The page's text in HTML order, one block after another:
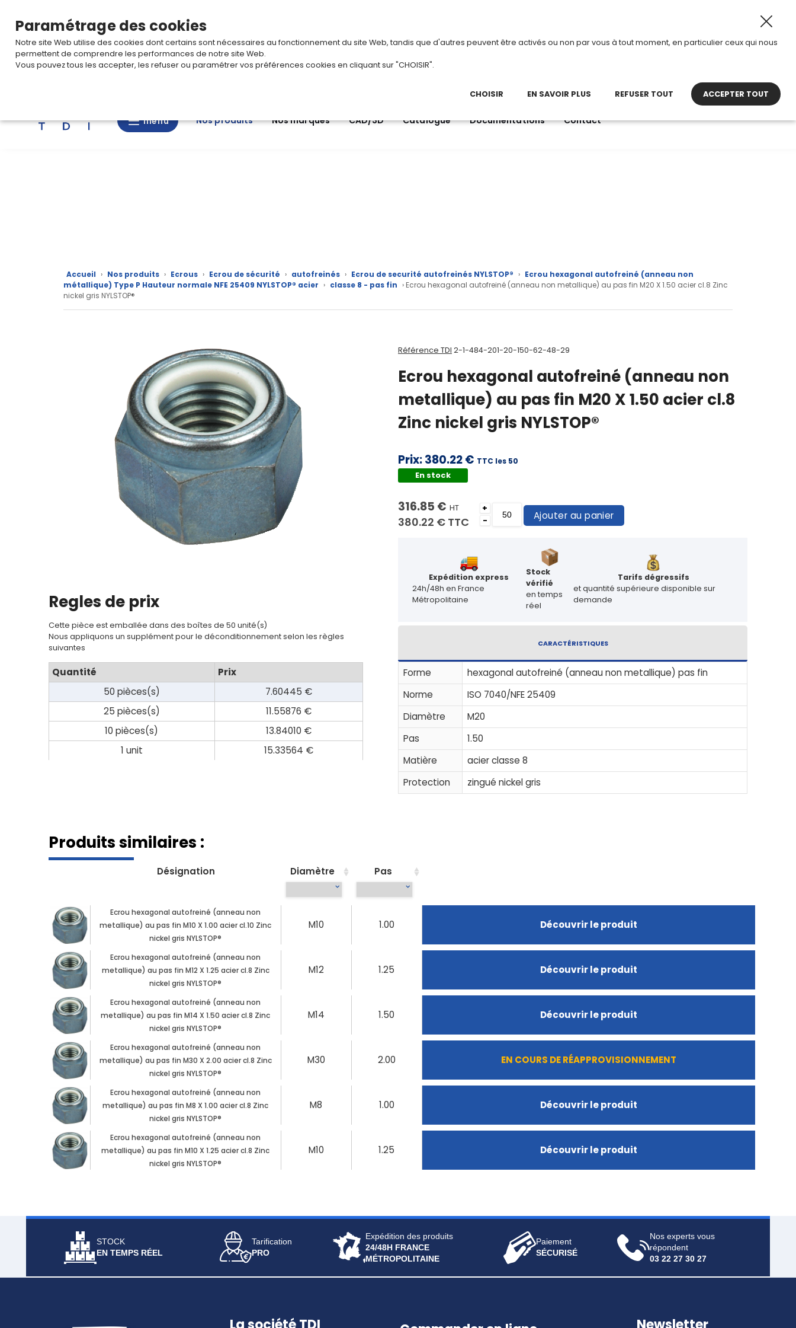
Du 3 au 28 août 2026, TDI passe en mode été. Horaires d’ouverture
marques
Fiches
menu
menu Nos produits Nos marques CAD/3D Catalogue Documentations Contact
Accueil › Nos produits › Ecrous › Ecrou de sécurité › autofreinés › Ecrou de securité autofreinés NYLSTOP® › Ecrou hexagonal autofreiné (anneau non
métallique) Type P Hauteur normale NFE 25409 NYLSTOP® acier › classe 8 - pas fin › Ecrou hexagonal autofreiné (anneau non metallique) au pas fin M20 X 1.50 acier cl.8 Zinc
nickel gris NYLSTOP®
Regles de prix
Cette pièce est emballée dans des boîtes de 50 unité(s)
Nous appliquons un supplément pour le déconditionnement selon les règles
suivantes
Quantité
Prix
50 pièces(s)
7.60445 €
25 pièces(s)
11.55876 €
10 pièces(s)
13.84010 €
1 unit
15.33564 €
Référence TDI 2-1-484-201-20-150-62-48-29
Ecrou hexagonal autofreiné (anneau non
metallique) au pas fin M20 X 1.50 acier cl.8
Zinc nickel gris NYLSTOP®
Prix:380.22 € TTC les 50
En stock
316.85 € HT
380.22 € TTC
+
-
Ajouter au panier
Expédition express
24h/48h en France
Métropolitaine
Stock
vérifié
en temps
réel
Tarifs dégressifs
et quantité supérieure disponible sur
demande
CARACTÉRISTIQUES
Forme
hexagonal autofreiné (anneau non metallique) pas fin
Norme
ISO 7040/NFE 25409
Diamètre
M20
Pas
1.50
Matière
acier classe 8
Protection
zingué nickel gris
Produits similaires :
Désignation Diamètre Pas
Ecrou hexagonal autofreiné (anneau non
metallique) au pas fin M10 X 1.00 acier cl.10 Zinc
nickel gris NYLSTOP®
M10 1.00 Découvrir le produit
Ecrou hexagonal autofreiné (anneau non
metallique) au pas fin M12 X 1.25 acier cl.8 Zinc
nickel gris NYLSTOP®
M12 1.25 Découvrir le produit
Ecrou hexagonal autofreiné (anneau non
metallique) au pas fin M14 X 1.50 acier cl.8 Zinc
nickel gris NYLSTOP®
M14 1.50 Découvrir le produit
Ecrou hexagonal autofreiné (anneau non
metallique) au pas fin M30 X 2.00 acier cl.8 Zinc
nickel gris NYLSTOP®
M30 2.00 EN COURS DE RÉAPPROVISIONNEMENT
Ecrou hexagonal autofreiné (anneau non
metallique) au pas fin M8 X 1.00 acier cl.8 Zinc
nickel gris NYLSTOP®
M8 1.00 Découvrir le produit
Ecrou hexagonal autofreiné (anneau non
metallique) au pas fin M10 X 1.25 acier cl.8 Zinc
nickel gris NYLSTOP®
M10 1.25 Découvrir le produit
STOCK
EN TEMPS RÉEL
Tarification
PRO
Expédition des produits
24/48H FRANCE
MÉTROPOLITAINE
Paiement
SÉCURISÉ
Nos experts vous
répondent
03 22 27 30 27
Paramétrage des cookies
Notre site Web utilise des cookies dont certains sont nécessaires au fonctionnement du site Web, tandis que d'autres peuvent être activés ou non par vous à tout moment, en particulier ceux qui nous
permettent de comprendre les performances de notre site Web.
Vous pouvez tous les accepter, les refuser ou paramétrer vos préférences cookies en cliquant sur "CHOISIR".
CHOISIR EN SAVOIR PLUS REFUSER TOUT ACCEPTER TOUT